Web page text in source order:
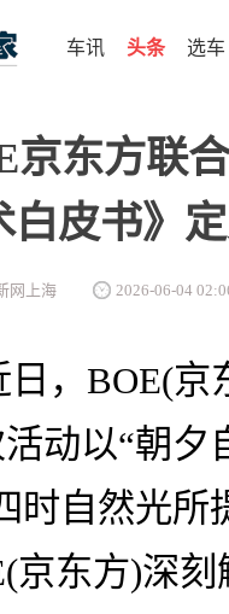
车讯 头条 选车
京东方联
白皮书》
网上海 2026-06-04
日，BOE(京
动以“朝夕
时自然光所
京东方)深